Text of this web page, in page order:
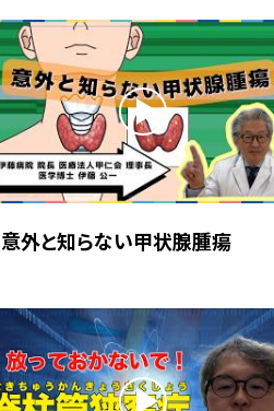
意外と知らない甲状腺腫瘍